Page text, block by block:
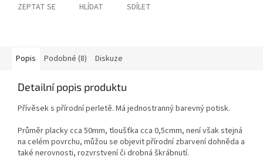
ZEPTAT SE HLÍDAT SDÍLET
Popis Podobné (8) Diskuze
Detailní popis produktu
Přívěsek s přírodní perletě. Má jednostranný barevný potisk.
Průměr placky cca 50mm, tloušťka cca 0,5cmm, není však stejná
na celém povrchu, můžou se objevit přírodní zbarvení dohněda a
také nerovnosti, rozvrstvení či drobná škrábnutí.